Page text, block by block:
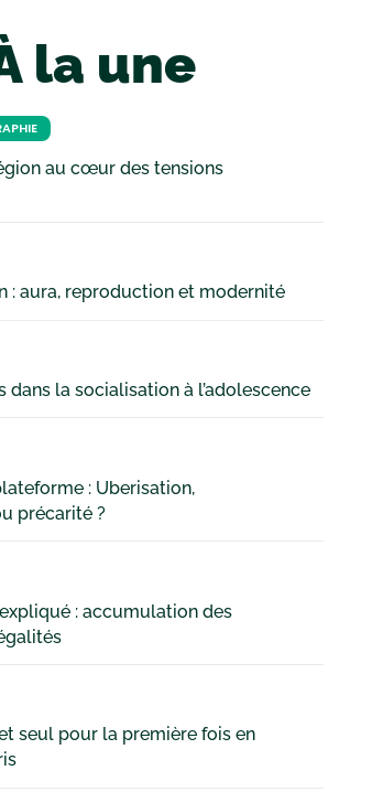
la une
au cœur des tensions
: aura, reproduction et modernité
dans la socialisation à l’adolescence
: Uberisation,
précarité ?
expliqué : accumulation des
seul pour la première fois en